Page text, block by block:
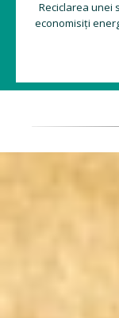
Reciclarea unei
economisiți